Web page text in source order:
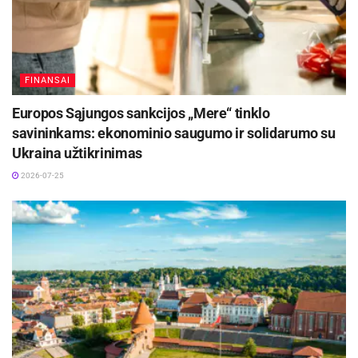
rašo Baltarusijos piliečiai.
Aktualios naujienos
Rugpjūčio 11-ąją Utenoje vyks nacionalinės
2026-08-06
DHL perka „Venipak“ grupę: stiprins pozicijas
Pareigūnai suprato situacijos sudėtingumą, todėl
savo ruožtu pasistengė padaryti viską, kas
įmanoma, kad baltarusių kelionė namo baigtųsi
sėkmingai. Patruliai susisiekė su vadovybe bei
Latvijos Respublikos policijos pareigūnais,
nuvilko Olgos bei Michailo automobilį iki pat
FINANSAI
Europos Sąjungos sankcijos „Mere“ tinklo
savininkams: ekonominio saugumo ir solidarumo su
Ukraina užtikrinimas
2026-07-25